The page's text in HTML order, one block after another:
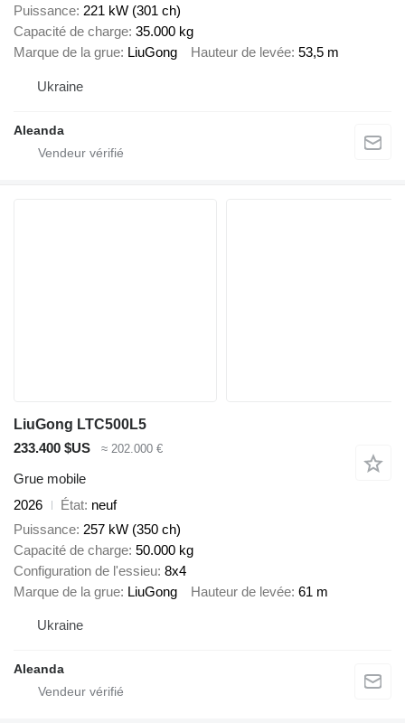
Puissance 221 kW (301 ch)
Capacité de charge 35.000 kg
Marque de la grue LiuGong Hauteur de levée 53,5 m
Ukraine
Aleanda
LiuGong LTC500L5
233.400 $US
≈ 202.000 €
Grue mobile
2026
État neuf
Puissance 257 kW (350 ch)
Capacité de charge 50.000 kg
Configuration de l'essieu 8x4
Marque de la grue LiuGong Hauteur de levée 61 m
Ukraine
Aleanda